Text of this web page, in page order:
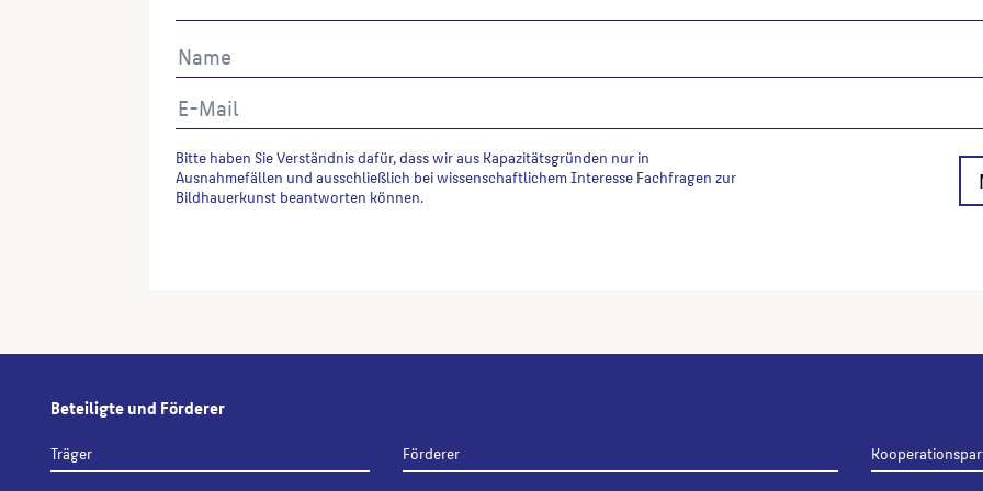
Bitte haben Sie Verständnis dafür, dass wir aus Kapazitätsgründen nur in
Ausnahmefällen und ausschließlich bei wissenschaftlichem Interesse Fachfragen zur
Bildhauerkunst beantworten können.
Beteiligte und Förderer
Träger Förderer